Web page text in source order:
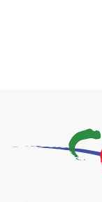
2026-07-23